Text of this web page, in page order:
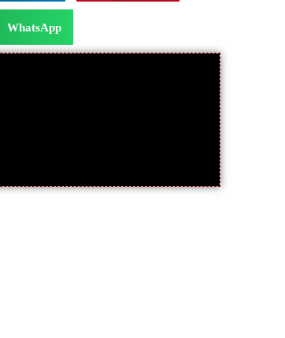
WhatsApp